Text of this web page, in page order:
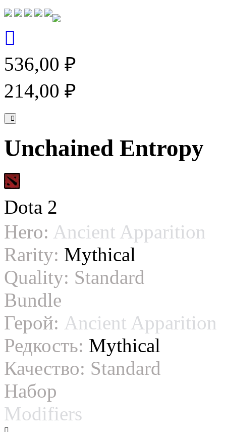
536,00 ₽
214,00 ₽
Unchained Entropy
Dota 2
Hero: Ancient Apparition
Rarity: Mythical
Quality: Standard
Bundle
Герой: Ancient Apparition
Редкость: Mythical
Качество: Standard
Набор
Modifiers